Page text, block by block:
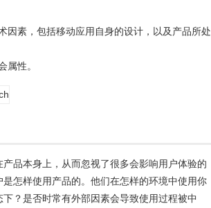
因素，包括移动应用自身的设计，以及产品所处
属性。
品本身上，从而忽视了很多会影响用户体验的
怎样使用产品的。他们在怎样的环境中使用你
？是否时常有外部因素会导致使用过程被中